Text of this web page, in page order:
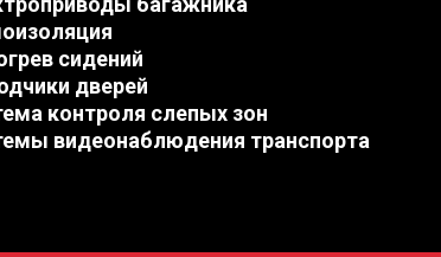
контроля слепых зон
видеонаблюдения транспорта
сидений
дверей